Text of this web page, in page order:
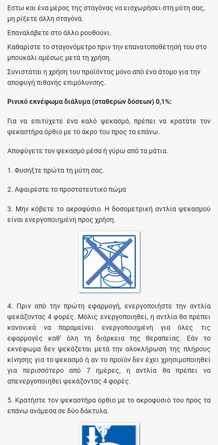
Έστω και ένα μέρος της σταγόνας να εισχωρήσει στη μύτη σας,
μη ρίξετε άλλη σταγόνα.
Επαναλάβετε στο άλλο ρουθούνι.
Καθαρίστε το σταγονόμετρο πριν την επανατοποθέτησή του στο
μπουκάλι αμέσως μετά τη χρήση.
Συνιστάται η χρήση του προϊόντος μόνο από ένα άτομο για την
αποφυγή πιθανής επιμόλυνσης.
Ρινικό εκνέφωμα διάλυμα (σταθερών δόσεων) 0,1%:
Για να επιτύχετε ένα καλό ψεκασμό, πρέπει να κρατάτε τον
ψεκαστήρα όρθιο με το άκρο του προς τα επάνω.
Αποφύγετε τον ψεκασμό μέσα ή γύρω από τα μάτια.
1. Φυσήξτε πρώτα τη μύτη σας.
2. Αφαιρέστε το προστατευτικό πώμα
3. Μην κόβετε το ακροφύσιο. H δοσομετρική αντλία ψεκασμού
είναι ενεργοποιημένη προς χρήση.
4. Πριν από την πρώτη εφαρμογή, ενεργοποιήστε την αντλία
ψεκάζοντας 4 φορές. Μόλις ενεργοποιηθεί, η αντλία θα πρέπει
κανονικά να παραμείνει ενεργοποιημένη για όλες τις
εφαρμογές καθ’ όλη τη διάρκεια της θεραπείας. Εάν το
εκνέφωμα δεν ψεκάζεται μετά την ολοκλήρωση της πλήρους
κίνησης για το ψεκασμό ή αν το προϊόν δεν έχει χρησιμοποιηθεί
για περισσότερο από 7 ημέρες, η αντλία θα πρέπει να
απενεργοποιηθεί ψεκάζοντας 4 φορές.
5. Κρατήστε τον ψεκαστήρα όρθιο με το ακροφύσιό του προς τα
επάνω ανάμεσα σε δύο δάκτυλα.